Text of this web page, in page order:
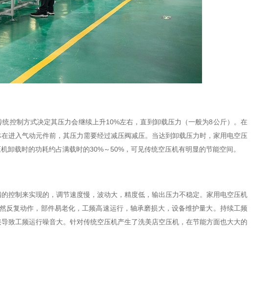
控制方式决定其压力会继续上升10%左右，直到卸载压力（一般为8公斤）。在
进入气动元件前，其压力需要经过减压阀减压。当达到卸载压力时，家用电空压
载时的功耗约占满载时的30%～50%，可见传统空压机有明显的节能空间。
控制来实现的，调节速度慢，波动大，精度低，输出压力不稳定。家用电空压机
复动作，部件易老化，工频高速运行，轴承磨损大，设备维护量大。持续工频
致工频运行噪音大。针对传统空压机产生了洗美店空压机，在节能方面也大大的